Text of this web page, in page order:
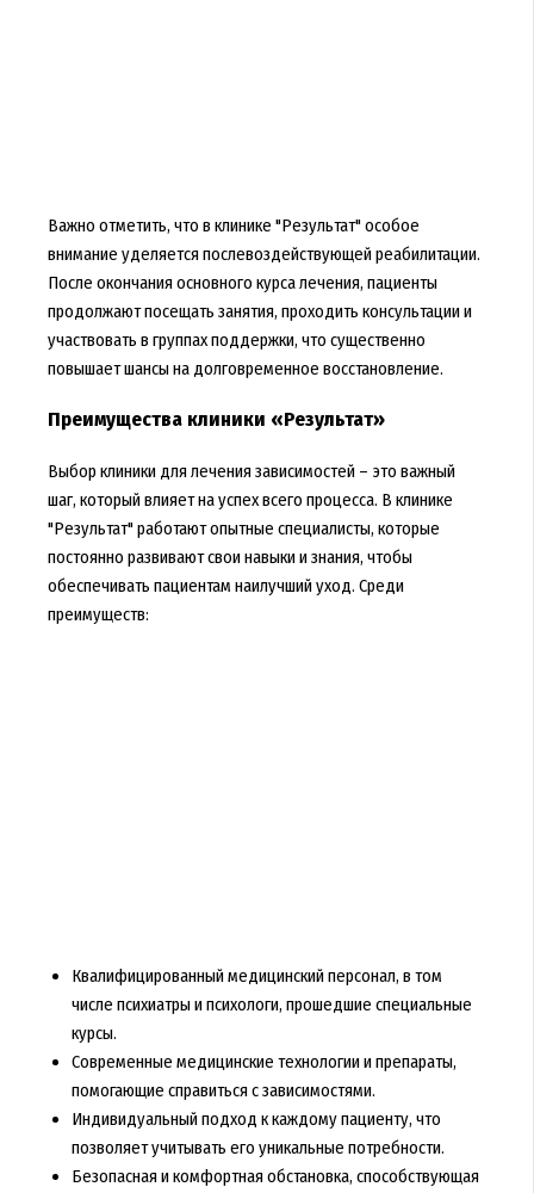
Важно отметить, что в клинике "Результат" особое
внимание уделяется послевоздействующей реабилитации.
После окончания основного курса лечения, пациенты
продолжают посещать занятия, проходить консультации и
участвовать в группах поддержки, что существенно
повышает шансы на долговременное восстановление.
Преимущества клиники «Результат»
Выбор клиники для лечения зависимостей – это важный
шаг, который влияет на успех всего процесса. В клинике
"Результат" работают опытные специалисты, которые
постоянно развивают свои навыки и знания, чтобы
обеспечивать пациентам наилучший уход. Среди
преимуществ:
Квалифицированный медицинский персонал, в том
числе психиатры и психологи, прошедшие специальные
курсы.
Современные медицинские технологии и препараты,
помогающие справиться с зависимостями.
Индивидуальный подход к каждому пациенту, что
позволяет учитывать его уникальные потребности.
Безопасная и комфортная обстановка, способствующая